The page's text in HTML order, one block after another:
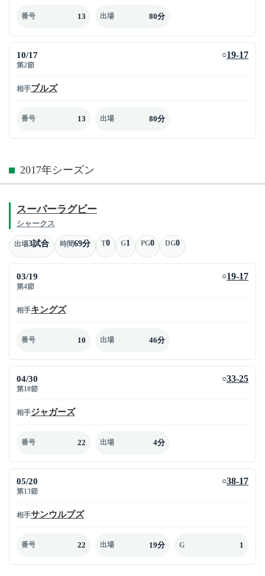
番号 13 出場 80分
10/17
第2節
○19-17
相手ブルズ
番号 13 出場 80分
2017年シーズン
スーパーラグビー
シャークス
出場3試合 時間69分 T0 G1 PG0 DG0
03/19
第4節
○19-17
相手キングズ
番号 10 出場 46分
04/30
第10節
○33-25
相手ジャガーズ
番号 22 出場 4分
05/20
第13節
○38-17
相手サンウルブズ
番号 22 出場 19分 G 1